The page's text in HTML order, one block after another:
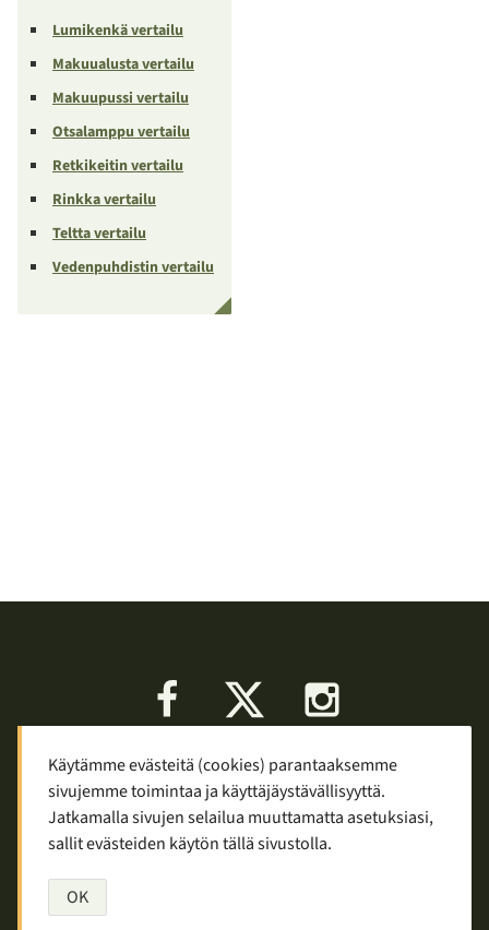
Lumikenkä vertailu
Makuualusta vertailu
Makuupussi vertailu
Otsalamppu vertailu
Retkikeitin vertailu
Rinkka vertailu
Teltta vertailu
Vedenpuhdistin vertailu
Facebook
Keskustelu Palaute
Tietosuoja
Mainostaminen ja yhteistyö
Copyright © 2007—2026Tuomas Tolppi /
Käytämme evästeitä (cookies) parantaaksemme
sivujemme toimintaa ja käyttäjäystävällisyyttä.
Jatkamalla sivujen selailua muuttamatta asetuksiasi,
sallit evästeiden käytön tällä sivustolla.
OK